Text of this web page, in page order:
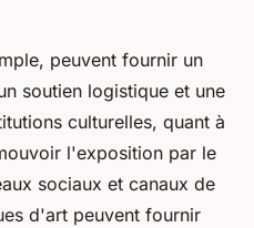
peuvent fournir un
soutien logistique et une
culturelles, quant à
l'exposition par le
sociaux et canaux de
d'art peuvent fournir